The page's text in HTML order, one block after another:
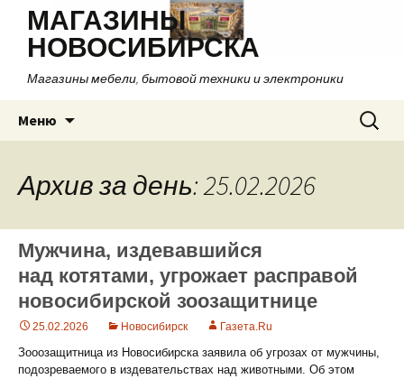
МАГАЗИНЫ
НОВОСИБИРСКА
Магазины мебели, бытовой техники и электроники
Меню
содержимому
Найти:
Архив за день: 25.02.2026
Мужчина, издевавшийся
над котятами, угрожает расправой
новосибирской зоозащитнице
25.02.2026 Новосибирск Газета.Ru
Зооозащитница из Новосибирска заявила об угрозах от мужчины,
подозреваемого в издевательствах над животными. Об этом